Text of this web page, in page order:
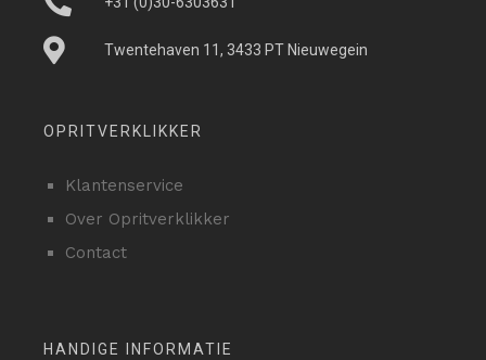
Twentehaven 11, 3433 PT Nieuwegein
OPRITVERKLIKKER
Klantenservice
Over Opritverklikker
Contact
HANDIGE INFORMATIE